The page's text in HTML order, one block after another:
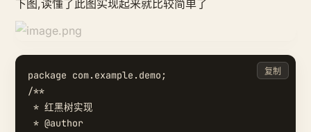
下图,读懂了此图实现起来就比较简单了
package com.example.demo;
/**
* 红黑树实现
* @author
复制